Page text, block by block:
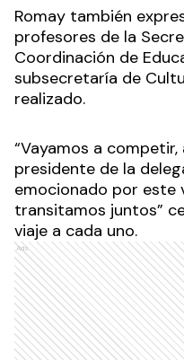
Romay también
profesores de la
Coordinación de
subsecretaría de
realizado.
“Vayamos a
presidente de la
emocionado por este
transitamos juntos”
viaje a cada uno.
Ads